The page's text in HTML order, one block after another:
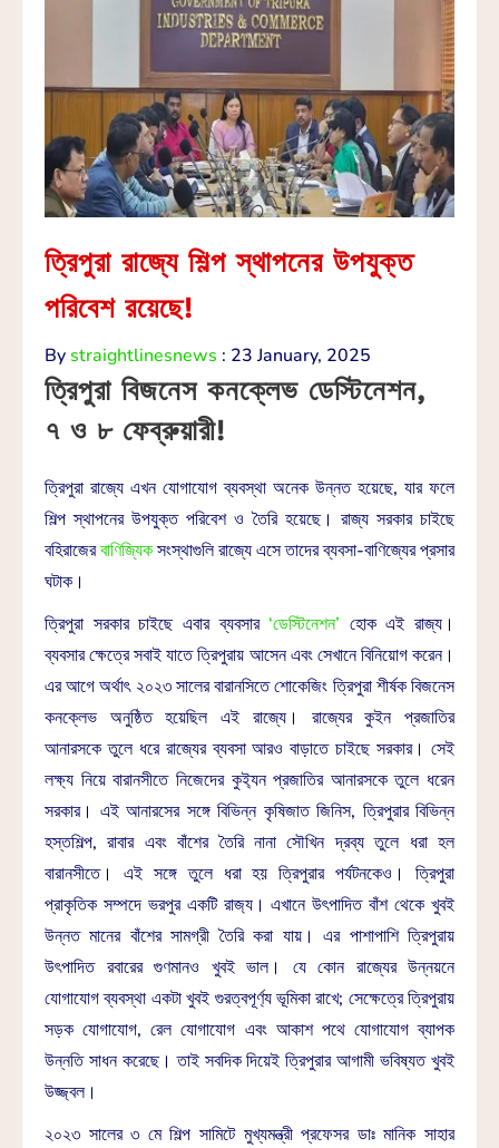
ত্রিপুরা রাজ্যে শিল্প স্থাপনের উপযুক্ত
পরিবেশ রয়েছে!
Bystraightlinesnews : 23 January, 2025
ত্রিপুরা বিজনেস কনক্লেভ ডেস্টিনেশন,
৭ ও ৮ ফেব্রুয়ারী!
ত্রিপুরা রাজ্যে এখন যোগাযোগ ব্যবস্থা অনেক উন্নত হয়েছে, যার ফলে
শিল্প স্থাপনের উপযুক্ত পরিবেশ ও তৈরি হয়েছে। রাজ্য সরকার চাইছে
বহিরাজেরবাণিজ্যিকসংস্থাগুলি রাজ্যে এসে তাদের ব্যবসা-বাণিজ্যের প্রসার
ঘটাক।
ত্রিপুরা সরকার চাইছে এবার ব্যবসার ‘ডেস্টিনেশন’ হোক এই রাজ্য।
ব্যবসার ক্ষেত্রে সবাই যাতে ত্রিপুরায় আসেন এবং সেখানে বিনিয়োগ করেন।
এর আগে অর্থাৎ ২০২৩ সালের বারানসিতে শোকেজিং ত্রিপুরা শীর্ষক বিজনেস
কনক্লেভ অনুষ্ঠিত হয়েছিল এই রাজ্যে। রাজ্যের কুইন প্রজাতির
আনারসকে তুলে ধরে রাজ্যের ব্যবসা আরও বাড়াতে চাইছে সরকার। সেই
লক্ষ্য নিয়ে বারানসীতে নিজেদের কুই্যন প্রজাতির আনারসকে তুলে ধরেন
সরকার। এই আনারসের সঙ্গে বিভিন্ন কৃষিজাত জিনিস, ত্রিপুরার বিভিন্ন
হস্তশিল্প, রাবার এবং বাঁশের তৈরি নানা সৌখিন দ্রব্য তুলে ধরা হল
বারানসীতে। এই সঙ্গে তুলে ধরা হয় ত্রিপুরার পর্যটনকেও। ত্রিপুরা
প্রাকৃতিক সম্পদে ভরপুর একটি রাজ‍্য। এখানে উৎপাদিত বাঁশ থেকে খুবই
উন্নত মানের বাঁশের সামগ্রী তৈরি করা যায়। এর পাশাপাশি ত্রিপুরায়
উৎপাদিত রবারের গুণমানও খুবই ভাল। যে কোন রাজ্যের উন্নয়নে
যোগাযোগ ব্যবস্থা একটা খুবই গুরত্বপূর্ণ‍্য ভূমিকা রাখে; সেক্ষেত্রে ত্রিপুরায়
সড়ক যোগাযোগ, রেল যোগাযোগ এবং আকাশ পথে যোগাযোগ ব্যাপক
উন্নতি সাধন করেছে। তাই সবদিক দিয়েই ত্রিপুরার আগামী ভবিষ্যত খুবই
উজ্জ্বল।
২০২৩ সালের ৩ মে শিল্প সামিটে মুখ্যমন্ত্রী প্রফেসর ডাঃ মানিক সাহার